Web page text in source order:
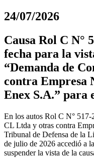
24/07/2026
Causa Rol C N°
fecha para la
“Demanda de
contra Empresa
Enex S.A.” para
En los autos Rol C N° 517-
CL Ltda y otras contra
Tribunal de Defensa de la
de julio de 2026 accedió a
suspender la vista de la